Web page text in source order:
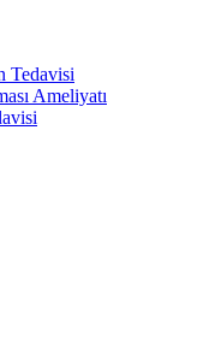
Tedavisi
Ameliyatı